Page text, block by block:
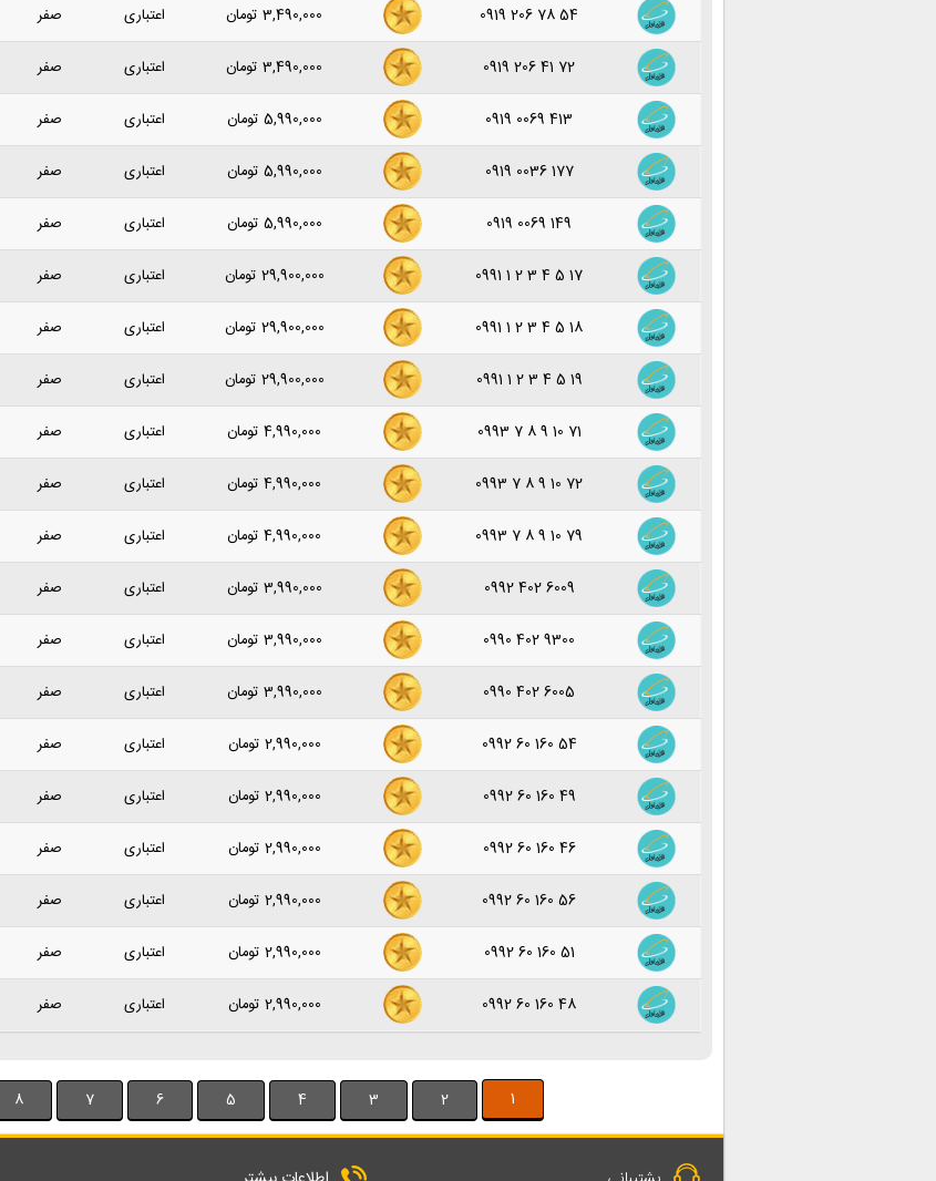
0919 206 78 54
3,490,000 تومان اعتباری صفر
0919 206 41 72
3,490,000 تومان اعتباری صفر
0919 0069 413
5,990,000 تومان اعتباری صفر
0919 0036 177
5,990,000 تومان اعتباری صفر
0919 0069 149
5,990,000 تومان اعتباری صفر
0991 1 2 3 4 5 17
29,900,000 تومان اعتباری صفر
0991 1 2 3 4 5 18
29,900,000 تومان اعتباری صفر
0991 1 2 3 4 5 19
29,900,000 تومان اعتباری صفر
0993 7 8 9 10 71
4,990,000 تومان اعتباری صفر
0993 7 8 9 10 72
4,990,000 تومان اعتباری صفر
0993 7 8 9 10 79
4,990,000 تومان اعتباری صفر
0992 402 6009
3,990,000 تومان اعتباری صفر
0990 402 9300
3,990,000 تومان اعتباری صفر
0990 402 6005
3,990,000 تومان اعتباری صفر
0992 60 160 54
2,990,000 تومان اعتباری صفر
0992 60 160 49
2,990,000 تومان اعتباری صفر
0992 60 160 46
2,990,000 تومان اعتباری صفر
0992 60 160 56
2,990,000 تومان اعتباری صفر
0992 60 160 51
2,990,000 تومان اعتباری صفر
0992 60 160 48
2,990,000 تومان اعتباری صفر
1
2
3
4
5
6
7
8